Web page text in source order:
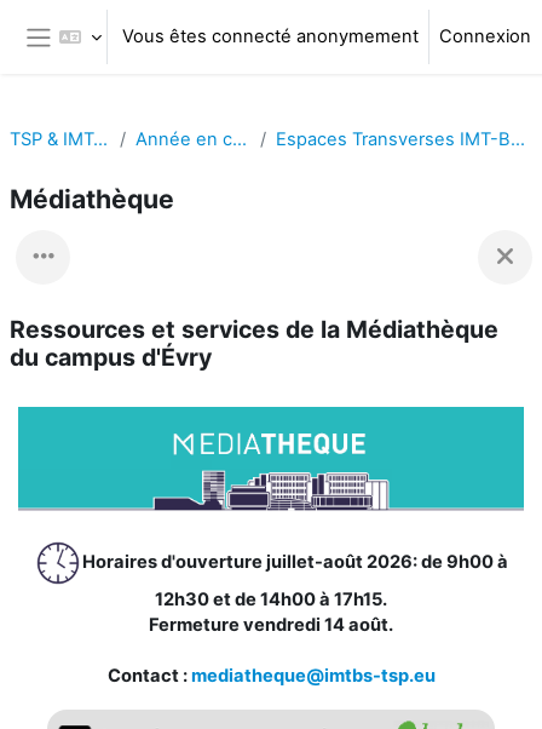
Passer au contenu principal
Panneau latéral
Vous êtes connecté anonymement Connexion
TSP & IMT-BS Année en cours Espaces Transverses IMT-BS - TSP
Médiathèque
Ressources et services de la Médiathèque
du campus d'Évry
Horaires d'ouverture juillet-août 2026: de 9h00 à
12h30 et de 14h00 à 17h15.
Fermeture vendredi 14 août.
Contact :mediatheque@imtbs-tsp.eu